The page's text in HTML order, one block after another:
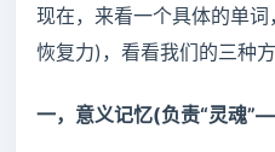
现在，来看一个具体的单词
恢复力)，看看我们的三种
一，意义记忆(负责“灵魂